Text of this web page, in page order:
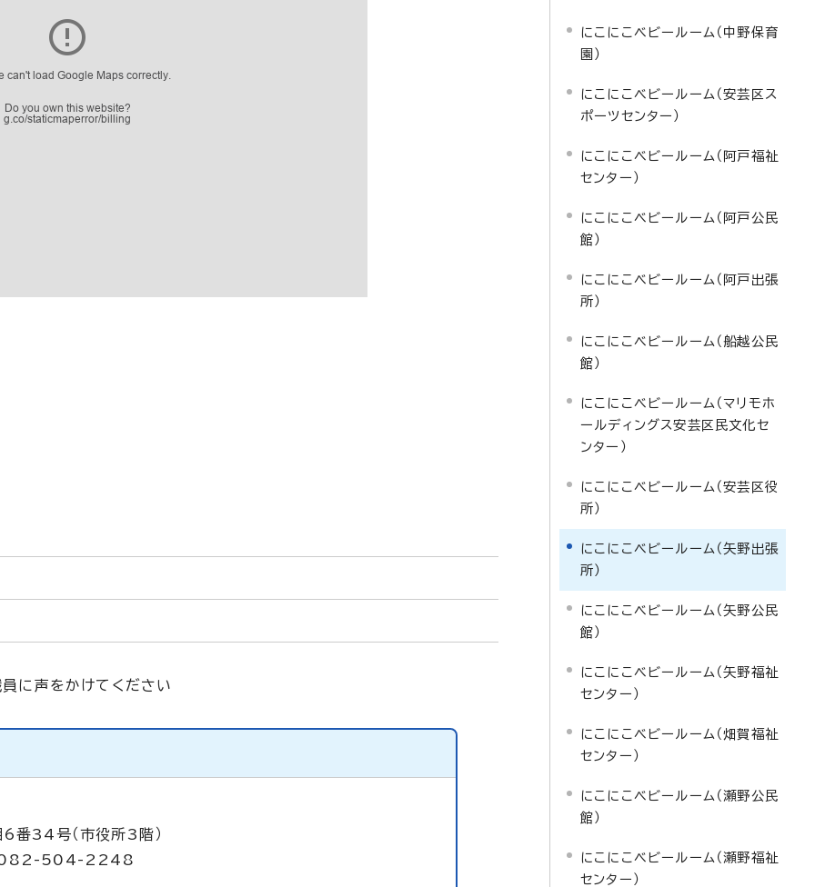
に声をかけてください
34号（市役所3階）
082-504-2248
にこにこベビールーム（中野保育
園）
にこにこベビールーム（安芸区ス
ポーツセンター）
にこにこベビールーム（阿戸福祉
センター）
にこにこベビールーム（阿戸公民
館）
にこにこベビールーム（阿戸出張
所）
にこにこベビールーム（船越公民
館）
にこにこベビールーム（マリモホ
ールディングス安芸区民文化セ
ンター）
にこにこベビールーム（安芸区役
所）
にこにこベビールーム（矢野出張
所）
にこにこベビールーム（矢野公民
館）
にこにこベビールーム（矢野福祉
センター）
にこにこベビールーム（畑賀福祉
センター）
にこにこベビールーム（瀬野公民
館）
にこにこベビールーム（瀬野福祉
センター）